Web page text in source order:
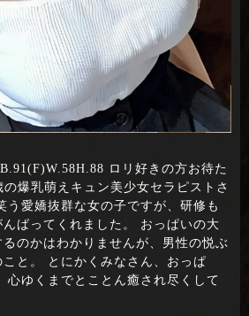
ロリ好きの方お待た
爆乳萌えキュン美少女セラピストさ
う愛嬌抜群な女の子ですが、研修も
ばってくれました。 おっぱいの大
のかはわかりませんが、男性の悦ぶ
と。 とにかくみなさん、おっぱ
心ゆくまでとことん癒され尽くして